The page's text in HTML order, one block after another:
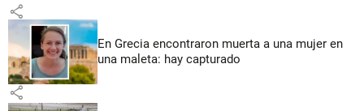
share
En Grecia encontraron muerta a una mujer en
una maleta: hay capturado
share